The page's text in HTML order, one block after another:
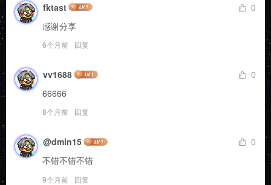
fktast
0
感谢分享
6个月前 回复
vv1688
0
66666
8个月前 回复
@dmin15
0
不错不错不错
9个月前 回复